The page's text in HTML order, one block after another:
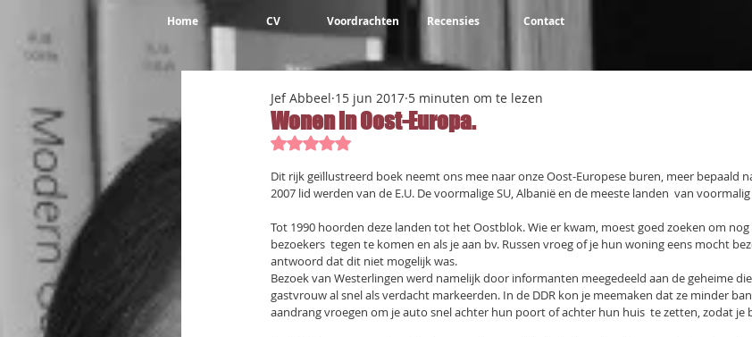
Home CV Voordrachten Recensies Contact
Wonen in Oost-Europa.
Jef Abbeel 15 jun 2017 5 minuten om te lezen
Beoordeeld met NaN uit 5 sterren.
Dit rijk geïllustreerd boek neemt ons mee naar onze Oost-Europese buren, meer bepaald
2007 lid werden van de E.U. De voormalige SU, Albanië en de meeste landen  van
Tot 1990 hoorden deze landen tot het Oostblok. Wie er kwam, moest goed zoeken om
bezoekers  tegen te komen en als je aan bv. Russen vroeg of je hun woning eens mocht
antwoord dat dit niet mogelijk was.
Bezoek van Westerlingen werd namelijk door informanten meegedeeld aan de geheime
gastvrouw al snel als verdacht markeerden. In de DDR kon je meemaken dat ze minder
aandrang vroegen om je auto snel achter hun poort of achter hun huis  te zetten, zodat je